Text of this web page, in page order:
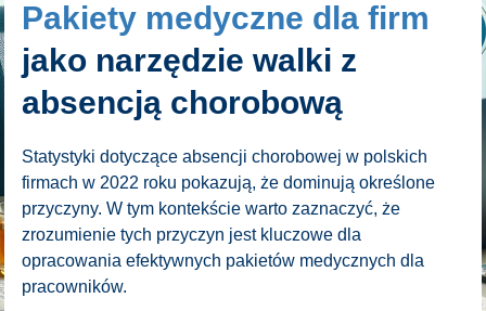
Pakiety medyczne dla firm
jako narzędzie walki z
absencją chorobową
Statystyki dotyczące absencji chorobowej w polskich
firmach w 2022 roku pokazują, że dominują określone
przyczyny. W tym kontekście warto zaznaczyć, że
zrozumienie tych przyczyn jest kluczowe dla
opracowania efektywnych pakietów medycznych dla
pracowników.